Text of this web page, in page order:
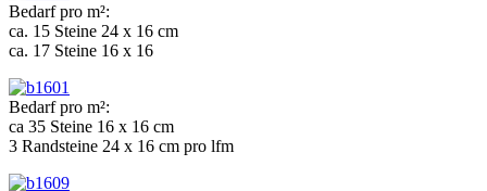
Bedarf pro m²:
ca. 15 Steine 24 x 16 cm
ca. 17 Steine 16 x 16
Bedarf pro m²:
ca 35 Steine 16 x 16 cm
3 Randsteine 24 x 16 cm pro lfm